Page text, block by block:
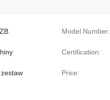
Model Number:
Certification:
zestaw Price: